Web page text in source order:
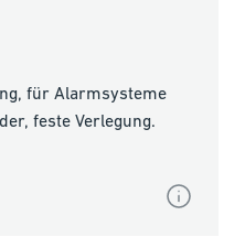
für Alarmsysteme
feste Verlegung.